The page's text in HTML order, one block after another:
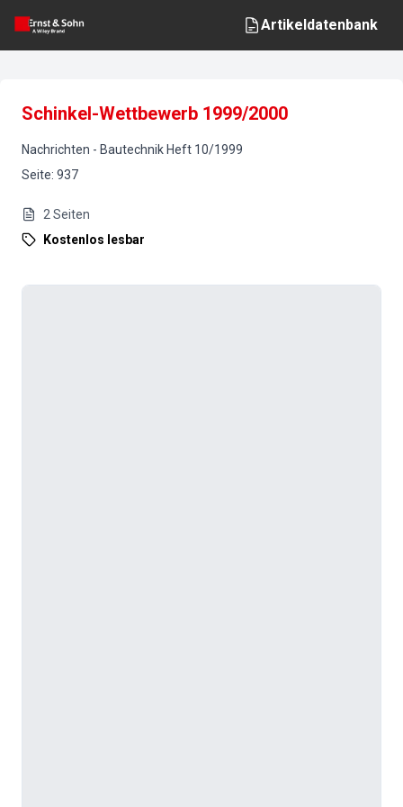
Artikeldatenbank
Schinkel-Wettbewerb 1999/2000
Nachrichten - Bautechnik Heft 10/1999
Seite: 937
2 Seiten
Kostenlos lesbar